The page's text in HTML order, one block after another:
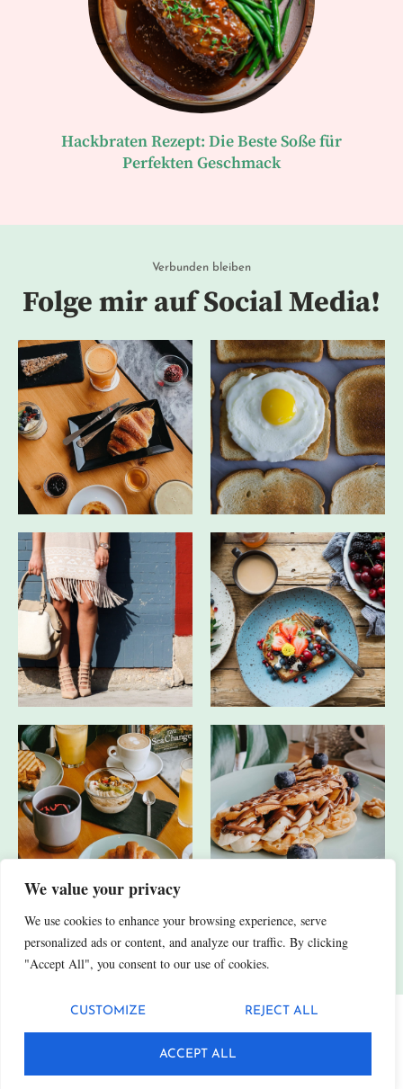
We value your privacy
We use cookies to enhance your browsing experience, serve
personalized ads or content, and analyze our traffic. By clicking
"Accept All", you consent to our use of cookies.
CUSTOMIZE REJECT ALL
ACCEPT ALL
Hackbraten Rezept: Die Beste Soße für
Perfekten Geschmack
Verbunden bleiben
Folge mir auf Social Media!
JA, ICH HABE AUCH ANDERE SOCIAL-MEDIA-KANÄLE.
© 2025 Fittn. Alle Rechte vorbehalten.